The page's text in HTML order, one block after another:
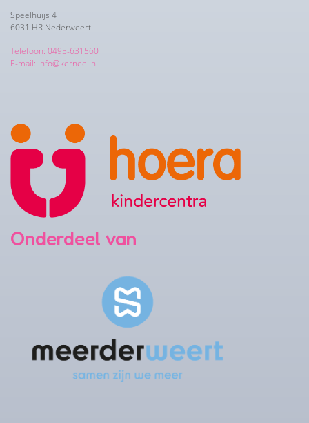
Speelhuijs 4
6031 HR Nederweert
Telefoon: 0495-631560
E-mail: info@kerneel.nl
Onderdeel van